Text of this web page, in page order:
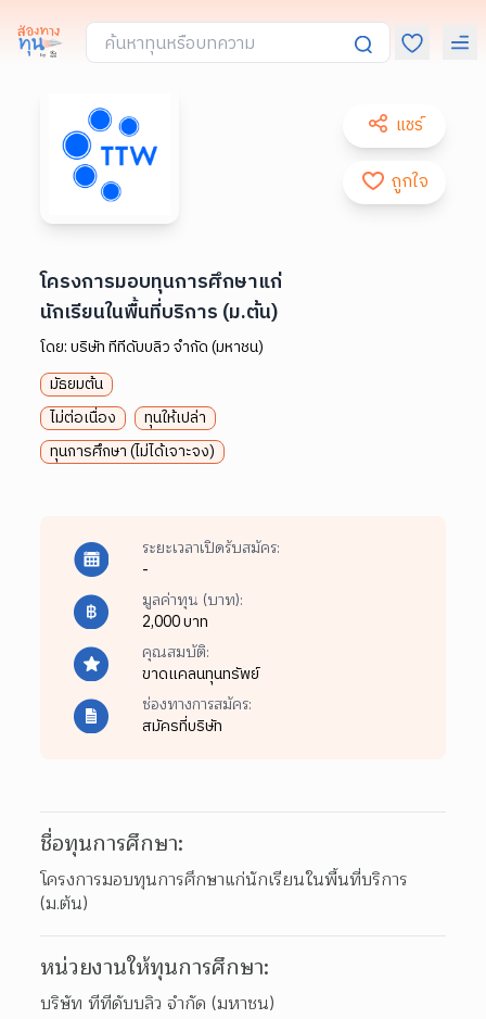
แชร์
ถูกใจ
โครงการมอบทุนการศึกษาแก่
นักเรียนในพื้นที่บริการ (ม.ต้น)
โดย:บริษัท ทีทีดับบลิว จำกัด (มหาชน)
มัธยมต้น
ไม่ต่อเนื่อง
ทุนให้เปล่า
ทุนการศึกษา (ไม่ได้เจาะจง)
ระยะเวลาเปิดรับสมัคร:
-
มูลค่าทุน (บาท):
2,000 บาท
คุณสมบัติ:
ขาดแคลนทุนทรัพย์
ช่องทางการสมัคร:
สมัครที่บริษัท
ชื่อทุนการศึกษา:
โครงการมอบทุนการศึกษาแก่นักเรียนในพื้นที่บริการ
(ม.ต้น)
หน่วยงานให้ทุนการศึกษา:
บริษัท ทีทีดับบลิว จำกัด (มหาชน)